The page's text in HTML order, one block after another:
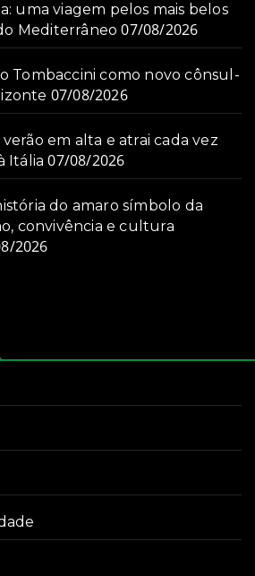
uma viagem pelos mais belos
Mediterrâneo 07/08/2026
Tombaccini como novo cônsul-
07/08/2026
em alta e atrai cada vez
Itália 07/08/2026
do amaro símbolo da
convivência e cultura
2026